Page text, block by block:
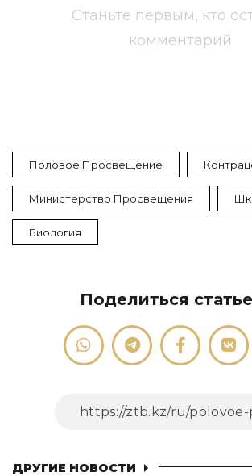
Станьте первым, кто
комментарий
Половое Просвещение
Министерство Просвещения
Биология
Поделиться
ДРУГИЕ НОВОСТИ